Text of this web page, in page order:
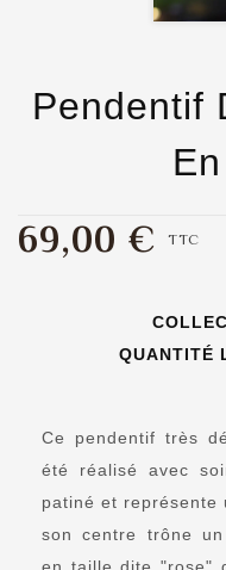
Pendentif
69,00 € TTC
QUANTITÉ
Ce pendentif très
été réalisé avec
patiné et représente
son centre trône